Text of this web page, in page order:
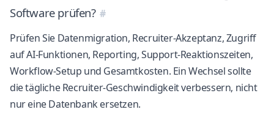
Software prüfen?
Prüfen Sie Datenmigration, Recruiter-Akzeptanz, Zugriff
auf AI-Funktionen, Reporting, Support-Reaktionszeiten,
Workflow-Setup und Gesamtkosten. Ein Wechsel sollte
die tägliche Recruiter-Geschwindigkeit verbessern, nicht
nur eine Datenbank ersetzen.